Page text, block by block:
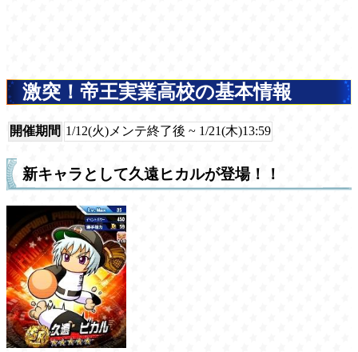
激突！帝王実業高校の基本情報
開催期間 1/12(火)メンテ終了後 ~ 1/21(木)13:59
新キャラとして久遠ヒカルが登場！！